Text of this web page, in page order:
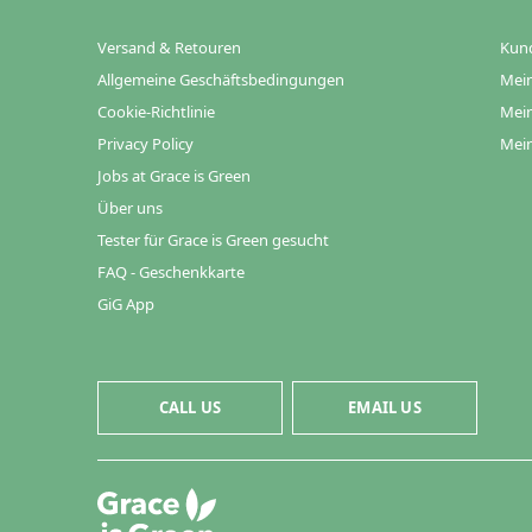
Versand & Retouren
Allgemeine Geschäftsbedingungen
Cookie-Richtlinie
Privacy Policy
Jobs at Grace is Green
Über uns
Tester für Grace is Green gesucht
FAQ - Geschenkkarte
GiG App
CALL US EMAIL US